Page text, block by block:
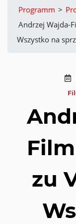
Programm >
Andrzej Wajda-
Wszystko na
zu